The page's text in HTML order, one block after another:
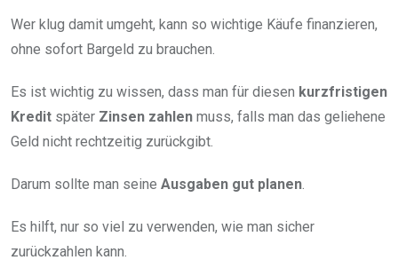
Wer klug damit umgeht, kann so wichtige Käufe finanzieren,
ohne sofort Bargeld zu brauchen.
Es ist wichtig zu wissen, dass man für diesen kurzfristigen
Kredit später Zinsen zahlen muss, falls man das geliehene
Geld nicht rechtzeitig zurückgibt.
Darum sollte man seine Ausgaben gut planen.
Es hilft, nur so viel zu verwenden, wie man sicher
zurückzahlen kann.